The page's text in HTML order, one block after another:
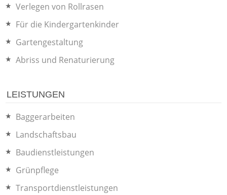
Verlegen von Rollrasen
Für die Kindergartenkinder
Gartengestaltung
Abriss und Renaturierung
LEISTUNGEN
Baggerarbeiten
Landschaftsbau
Baudienstleistungen
Grünpflege
Transportdienstleistungen